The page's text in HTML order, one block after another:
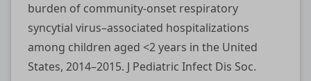
burden of community-onset respiratory
syncytial virus–associated hospitalizations
among children aged <2 years in the United
States, 2014–2015. J Pediatric Infect Dis Soc.